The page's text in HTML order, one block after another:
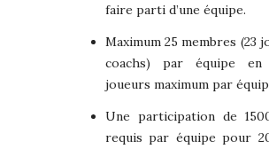
faire parti d’une équipe.
Maximum 25 membres (23
coachs) par équipe en
joueurs maximum par
Une participation de
requis par équipe pour